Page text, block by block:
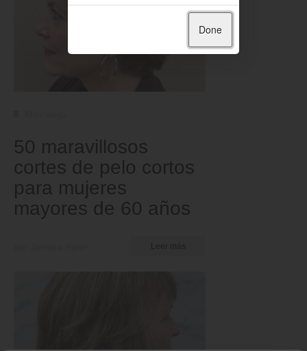
50 maravillosos
cortes de pelo cortos
para mujeres
mayores de 60 años
Done